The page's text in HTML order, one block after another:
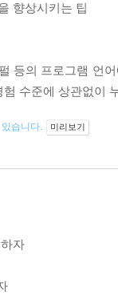
향상시키는 팁
등의 프로그램 언
수준에 상관없이
습니다. 미리보기
자